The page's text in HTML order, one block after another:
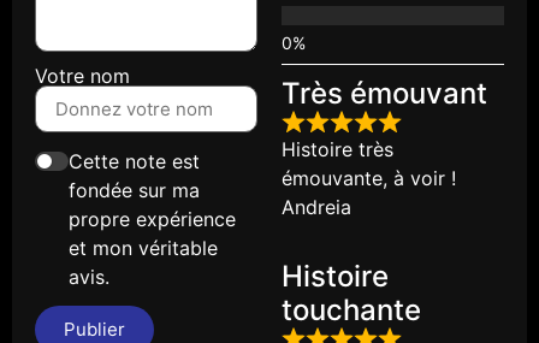
Votre nom
Cette note est
fondée sur ma
propre expérience
et mon véritable
avis.
Publier
Très émouvant
Histoire très
émouvante, à voir !
Andreia
Histoire
touchante